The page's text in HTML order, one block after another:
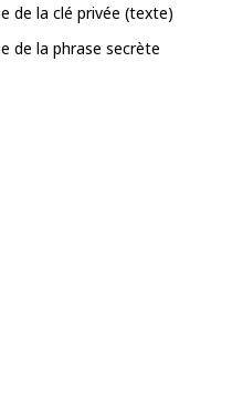
de la clé privée (texte)
de la phrase secrète